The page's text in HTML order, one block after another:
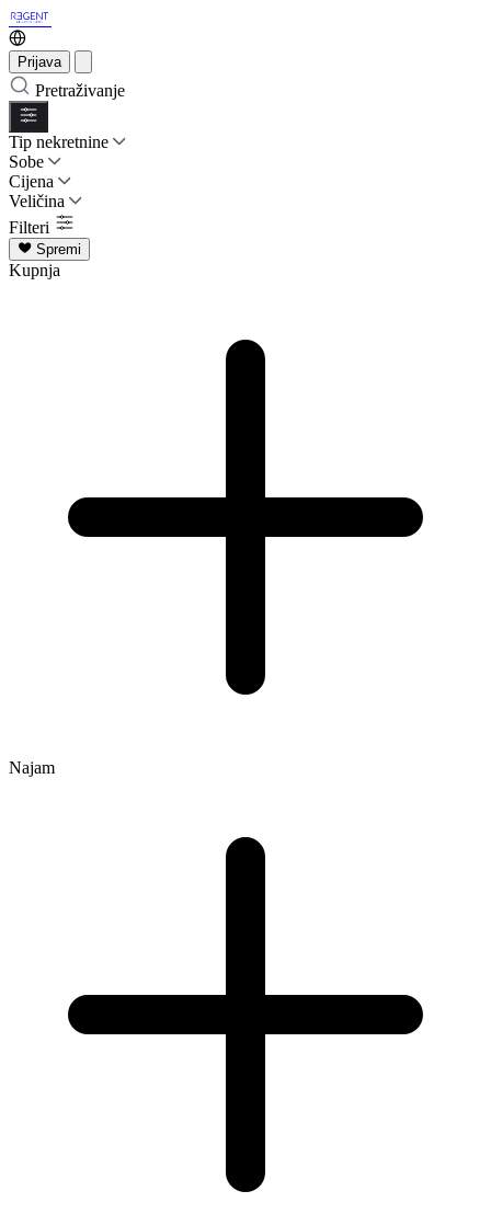
Prijava
Pretraživanje
Tip nekretnine
Sobe
Cijena
Veličina
Filteri
Spremi
Kupnja
Najam